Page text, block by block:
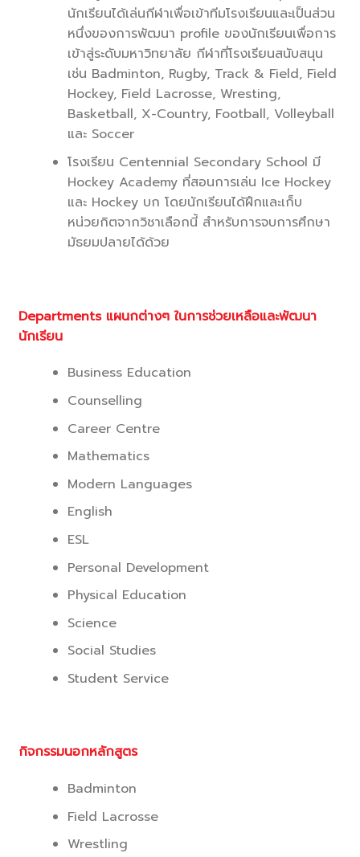
นักเรียนได้เล่นกีฬาเพื่อเข้าทีมโรงเรียนและเป็นส่วน
หนึ่งของการพัฒนา profile ของนักเรียนเพื่อการ
เข้าสู่ระดับมหาวิทยาลัย กีฬาที่โรงเรียนสนับสนุน
เช่น Badminton, Rugby, Track & Field, Field
Hockey, Field Lacrosse, Wresting,
Basketball, X-Country, Football, Volleyball
และ Soccer
โรงเรียน Centennial Secondary School มี
Hockey Academy ที่สอนการเล่น Ice Hockey
และ Hockey บก โดยนักเรียนได้ฝึกและเก็บ
หน่วยกิตจากวิชาเลือกนี้ สำหรับการจบการศึกษา
มัธยมปลายได้ด้วย
Departments แผนกต่างๆ ในการช่วยเหลือและพัฒนา
นักเรียน
Business Education
Counselling
Career Centre
Mathematics
Modern Languages
English
ESL
Personal Development
Physical Education
Science
Social Studies
Student Service
กิจกรรมนอกหลักสูตร
Badminton
Field Lacrosse
Wrestling